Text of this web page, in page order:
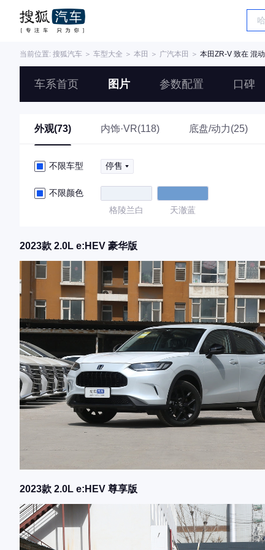
当前位置: 搜狐汽车 ＞ 车型大全 ＞ 本田 ＞ 广汽本田 ＞ 本田ZR-V 致在 混动
车系首页 图片 参数配置 口碑
外观(73) 内饰·VR(118) 底盘/动力(25)
不限车型 停售
不限颜色
格陵兰白
天澈蓝
2023款 2.0L e:HEV 豪华版
2023款 2.0L e:HEV 尊享版